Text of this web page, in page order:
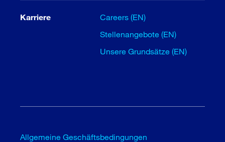
Karriere
Careers (EN)
Stellenangebote (EN)
Unsere Grundsätze (EN)
Allgemeine Geschäftsbedingungen